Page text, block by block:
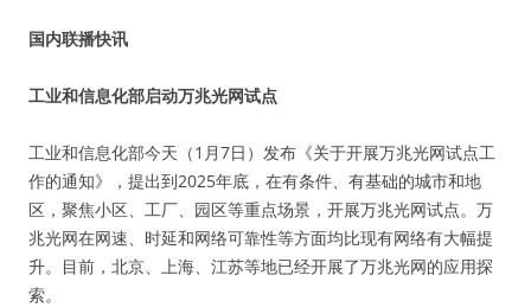
国内联播快讯
工业和信息化部启动万兆光网试点
工业和信息化部今天（1月7日）发布《关于开展万兆光网试点工
作的通知》，提出到2025年底，在有条件、有基础的城市和地
区，聚焦小区、工厂、园区等重点场景，开展万兆光网试点。万
兆光网在网速、时延和网络可靠性等方面均比现有网络有大幅提
升。目前，北京、上海、江苏等地已经开展了万兆光网的应用探
索。